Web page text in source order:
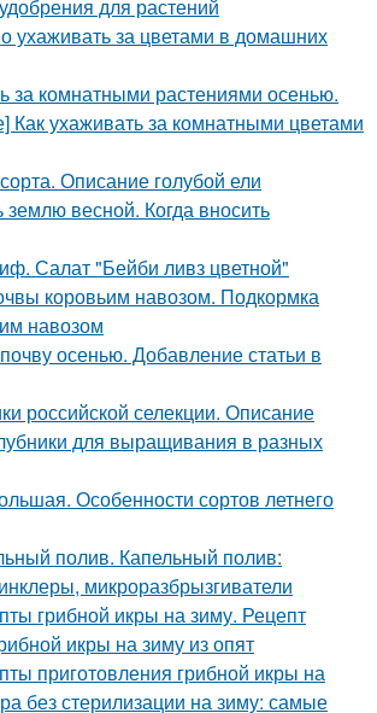
для растений
ухаживать за цветами в домашних
за комнатными растениями осенью.
Как ухаживать за комнатными цветами
Описание голубой ели
землю весной. Когда вносить
Салат "Бейби ливз цветной"
коровьим навозом. Подкормка
навозом
осенью. Добавление статьи в
российской селекции. Описание
для выращивания в разных
Особенности сортов летнего
полив. Капельный полив:
микроразбрызгиватели
грибной икры на зиму. Рецепт
икры на зиму из опят
приготовления грибной икры на
без стерилизации на зиму: самые